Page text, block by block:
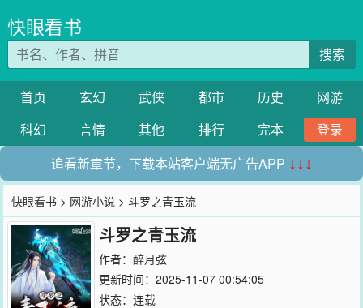
快眼看书
搜索
首页 玄幻 武侠 都市 历史
网游
科幻
言情 其他 排行 完本
登录
追看新章节，下载本站客户端无广告APP ↓↓↓
快眼看书 > 网游小说 > 斗罗之青玉流
斗罗之青玉流
作者： 醉月弦
更新时间：2025-11-07 00:54:05
状态：连载